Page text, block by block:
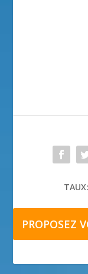
TAUX:
PROPOSEZ